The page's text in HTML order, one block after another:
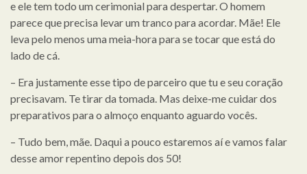
e ele tem todo um cerimonial para despertar. O homem
parece que precisa levar um tranco para acordar. Mãe! Ele
leva pelo menos uma meia-hora para se tocar que está do
lado de cá.
– Era justamente esse tipo de parceiro que tu e seu coração
precisavam. Te tirar da tomada. Mas deixe-me cuidar dos
preparativos para o almoço enquanto aguardo vocês.
– Tudo bem, mãe. Daqui a pouco estaremos aí e vamos falar
desse amor repentino depois dos 50!